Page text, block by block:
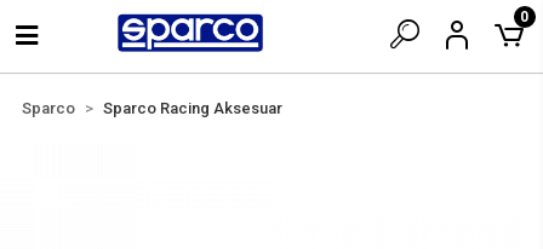
0
Sparco Sparco Racing Aksesuar